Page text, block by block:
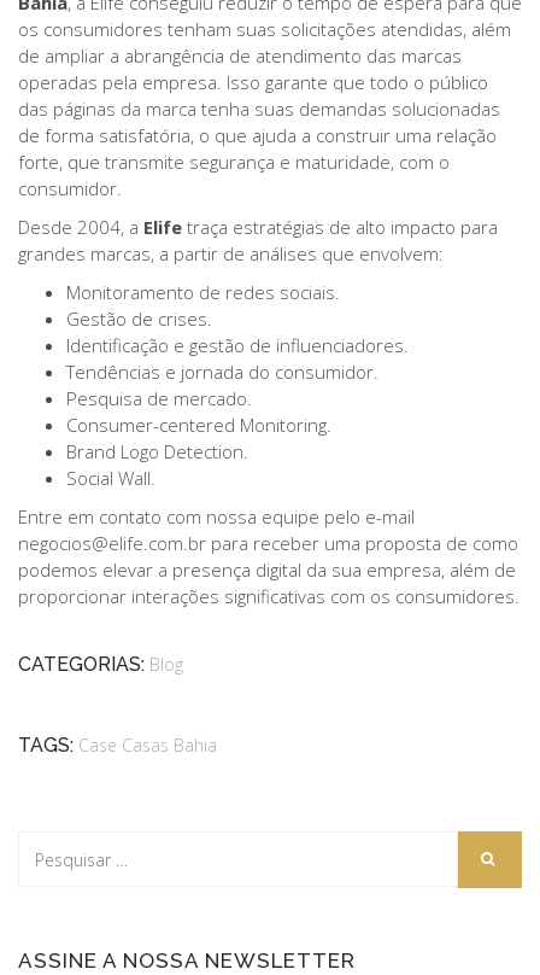
os consumidores tenham suas solicitações atendidas, além
de ampliar a abrangência de atendimento das marcas
operadas pela empresa. Isso garante que todo o público
das páginas da marca tenha suas demandas solucionadas
de forma satisfatória, o que ajuda a construir uma relação
forte, que transmite segurança e maturidade, com o
consumidor.
Desde 2004, a Elife traça estratégias de alto impacto para
grandes marcas, a partir de análises que envolvem:
Monitoramento de redes sociais.
Gestão de crises.
Identificação e gestão de influenciadores.
Tendências e jornada do consumidor.
Pesquisa de mercado.
Consumer-centered Monitoring.
Brand Logo Detection.
Social Wall.
Entre em contato com nossa equipe pelo e-mail
negocios@elife.com.br para receber uma proposta de como
podemos elevar a presença digital da sua empresa, além de
proporcionar interações significativas com os consumidores.
CATEGORIAS: Blog
TAGS: Case Casas Bahia
ASSINE A NOSSA NEWSLETTER